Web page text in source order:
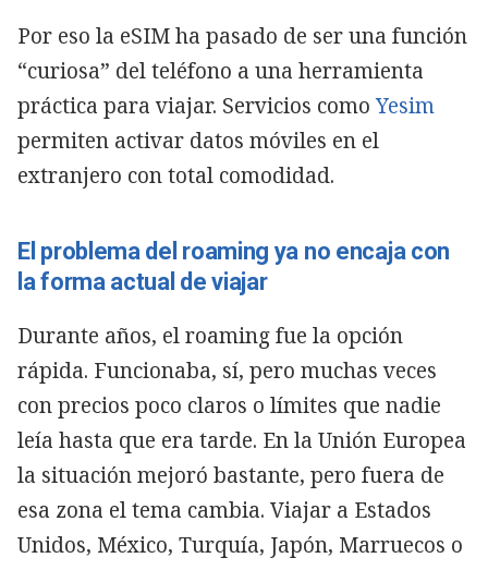
Por eso la eSIM ha pasado de ser una función
“curiosa” del teléfono a una herramienta
práctica para viajar. Servicios comoYesim
permiten activar datos móviles en el
extranjero con total comodidad.
El problema del roaming ya no encaja con
la forma actual de viajar
Durante años, el roaming fue la opción
rápida. Funcionaba, sí, pero muchas veces
con precios poco claros o límites que nadie
leía hasta que era tarde. En la Unión Europea
la situación mejoró bastante, pero fuera de
esa zona el tema cambia. Viajar a Estados
Unidos, México, Turquía, Japón, Marruecos o